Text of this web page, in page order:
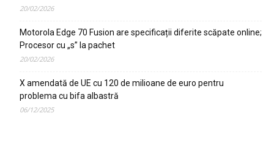
20/02/2026
Motorola Edge 70 Fusion are specificații diferite scăpate online;
Procesor cu „s” la pachet
20/02/2026
X amendată de UE cu 120 de milioane de euro pentru
problema cu bifa albastră
06/12/2025